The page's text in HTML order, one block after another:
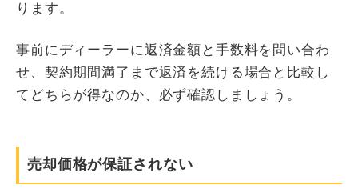
ります。
事前にディーラーに返済金額と手数料を問い合わ
せ、契約期間満了まで返済を続ける場合と比較し
てどちらが得なのか、必ず確認しましょう。
売却価格が保証されない